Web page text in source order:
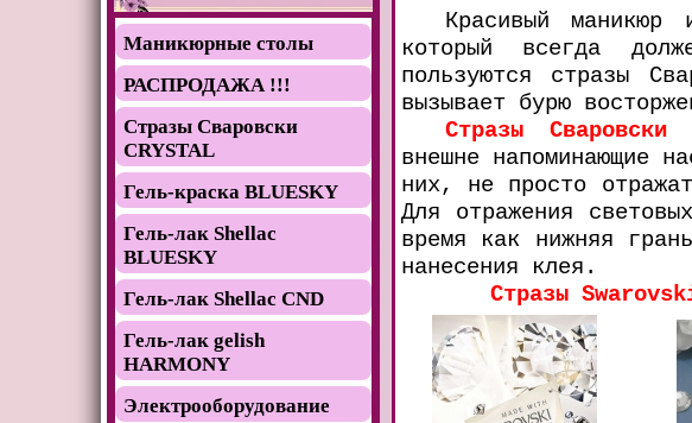
Маникюрные столы
РАСПРОДАЖА !!!
Стразы Сваровски
CRYSTAL
Гель-краска BLUESKY
Гель-лак Shellac
BLUESKY
Гель-лак Shellac CND
Гель-лак gelish
HARMONY
Электрооборудование
Красивый маникюр
который всегда
пользуются стразы
вызывает бурю
Стразы Сваровски
внешне напоминающие
них, не просто
Для отражения
время как нижняя
нанесения клея.
Стразы